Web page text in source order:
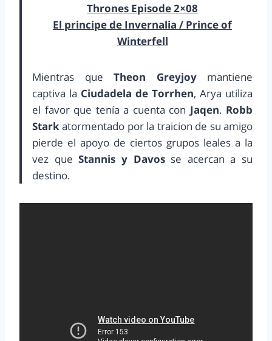
Thrones Episode 2×08
El principe de Invernalia / Prince of
Winterfell
Mientras que Theon Greyjoymantiene
captiva la Ciudadela de Torrhen, Arya utiliza
el favor que tenía a cuenta con Jaqen. Robb
Starkatormentado por la traicion de su amigo
pierde el apoyo de ciertos grupos leales a la
vez queStannis y Davosse acercan a su
destino.